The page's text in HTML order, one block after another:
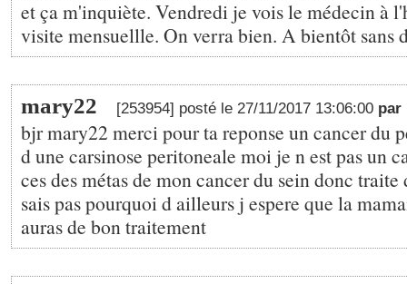
et ça m'inquiète. Vendredi je vois le médecin à
visite mensuellle. On verra bien. A bientôt sans
mary22 [253954] posté le 27/11/2017 13:06:00 par
bjr mary22 merci pour ta reponse un cancer du
d une carsinose peritoneale moi je n est pas un
ces des métas de mon cancer du sein donc
sais pas pourquoi d ailleurs j espere que la
auras de bon traitement